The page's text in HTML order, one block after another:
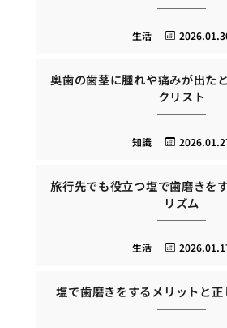
生活
奥歯の歯茎に腫れや痛みが出た
クリスト
知識
旅行先でも役立つ塩で歯磨きを
リズム
生活
塩で歯磨きをするメリットと